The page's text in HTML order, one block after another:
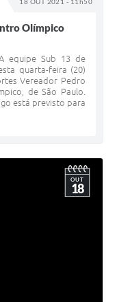
Olímpico
equipe Sub 13 de
quarta-feira (20)
Vereador Pedro
de São Paulo.
está previsto para
OUT
18